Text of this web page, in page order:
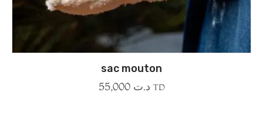
sac mouton
د.ت 55,000 TD